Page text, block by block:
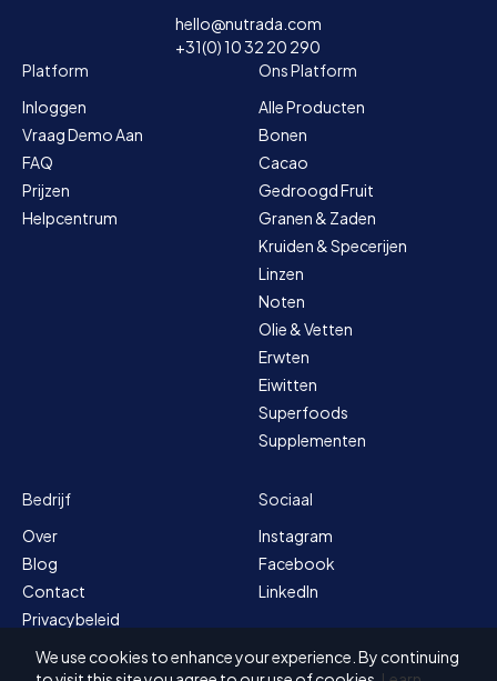
hello@nutrada.com
+31(0) 10 32 20 290
Platform
Inloggen
Vraag Demo Aan
FAQ
Prijzen
Helpcentrum
Ons Platform
Alle Producten
Bonen
Cacao
Gedroogd Fruit
Granen & Zaden
Kruiden & Specerijen
Linzen
Noten
Olie & Vetten
Erwten
Eiwitten
Superfoods
Supplementen
Bedrijf
Over
Blog
Contact
Privacybeleid
Sitemap
Voorwaarden
Sociaal
Instagram
Facebook
LinkedIn
We use cookies to enhance your experience. By continuing